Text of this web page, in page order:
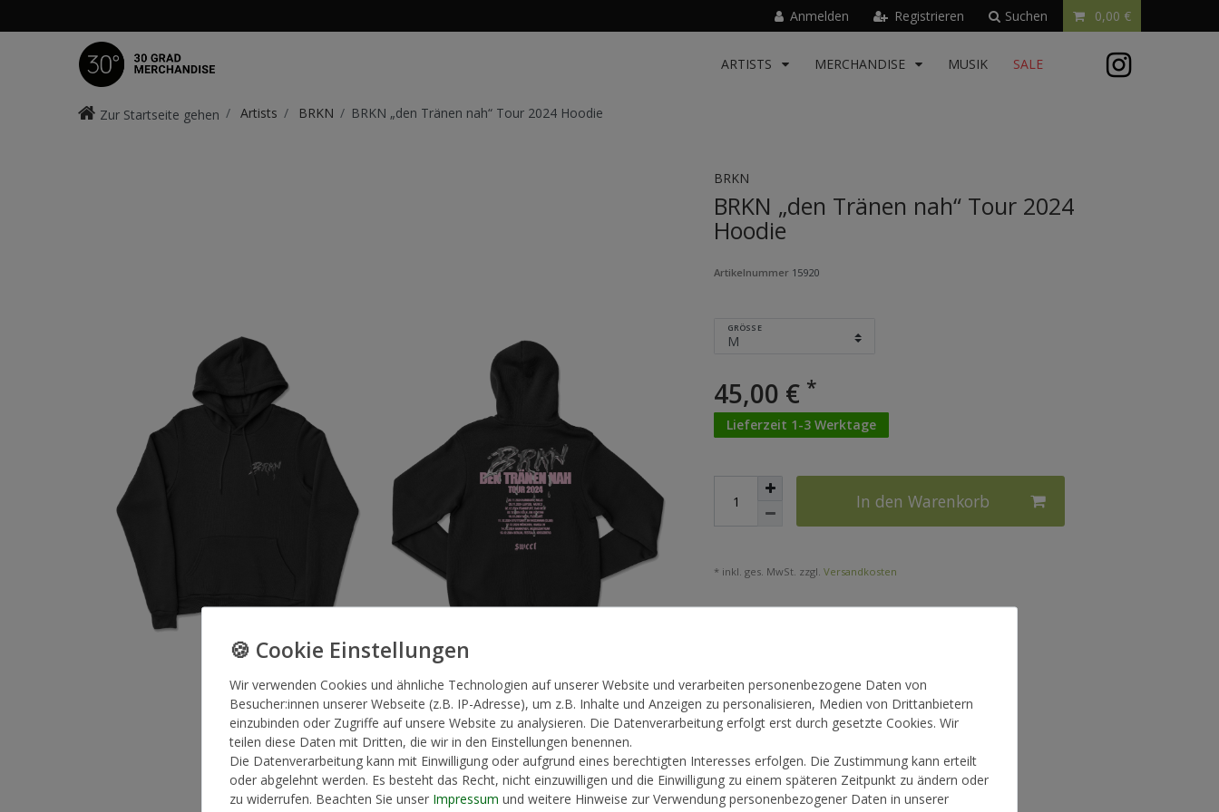
Anmelden Registrieren Suchen 0,00 €
ARTISTS MERCHANDISE MUSIK SALE
Zur Startseite gehen Artists BRKN BRKN „den Tränen nah“ Tour 2024 Hoodie
BRKN
BRKN „den Tränen nah“ Tour 2024
Hoodie
Artikelnummer 15920
GRÖSSE
45,00 € *
Lieferzeit 1-3 Werktage
In den Warenkorb
* inkl. ges. MwSt. zzgl. Versandkosten
Wir verwenden Cookies und ähnliche Technologien auf unserer Website und verarbeiten personenbezogene Daten von
Besucher:innen unserer Webseite (z.B. IP-Adresse), um z.B. Inhalte und Anzeigen zu personalisieren, Medien von Drittanbietern
einzubinden oder Zugriffe auf unsere Website zu analysieren. Die Datenverarbeitung erfolgt erst durch gesetzte Cookies. Wir
teilen diese Daten mit Dritten, die wir in den Einstellungen benennen.
Die Datenverarbeitung kann mit Einwilligung oder aufgrund eines berechtigten Interesses erfolgen. Die Zustimmung kann erteilt
oder abgelehnt werden. Es besteht das Recht, nicht einzuwilligen und die Einwilligung zu einem späteren Zeitpunkt zu ändern oder
zu widerrufen. Beachten Sie unser Impressum und weitere Hinweise zur Verwendung personenbezogener Daten in unserer